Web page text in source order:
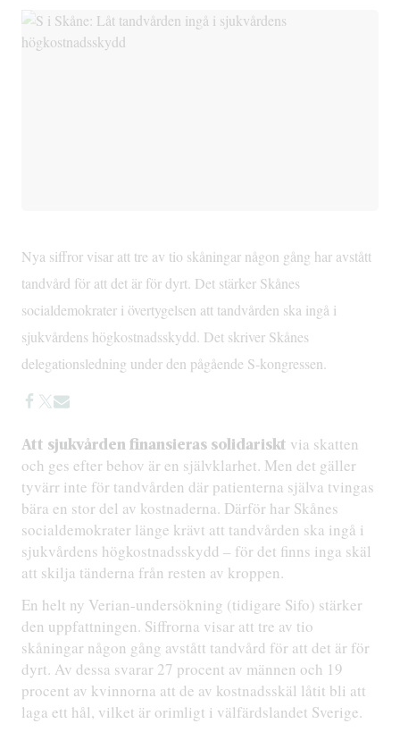
Nya siffror visar att tre av tio skåningar någon gång har avstått
tandvård för att det är för dyrt. Det stärker Skånes
socialdemokrater i övertygelsen att tandvården ska ingå i
sjukvårdens högkostnadsskydd. Det skriver Skånes
delegationsledning under den pågående S-kongressen.
Att sjukvården finansieras solidariskt via skatten
och ges efter behov är en självklarhet. Men det gäller
tyvärr inte för tandvården där patienterna själva tvingas
bära en stor del av kostnaderna. Därför har Skånes
socialdemokrater länge krävt att tandvården ska ingå i
sjukvårdens högkostnadsskydd – för det finns inga skäl
att skilja tänderna från resten av kroppen.
En helt ny Verian-undersökning (tidigare Sifo) stärker
den uppfattningen. Siffrorna visar att tre av tio
skåningar någon gång avstått tandvård för att det är för
dyrt. Av dessa svarar 27 procent av männen och 19
procent av kvinnorna att de av kostnadsskäl låtit bli att
laga ett hål, vilket är orimligt i välfärdslandet Sverige.